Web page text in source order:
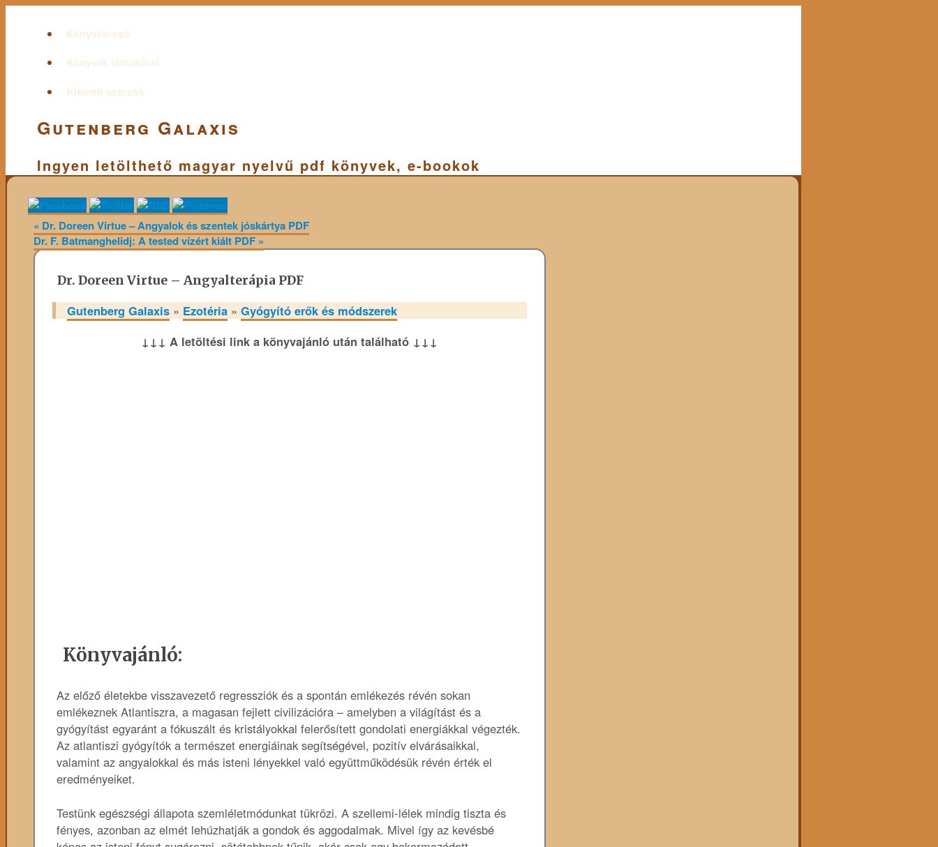
Könyvkereső
Könyvek témakörei
Kiemelt szerzők
Gutenberg Galaxis
Ingyen letölthető magyar nyelvű pdf könyvek, e-bookok
« Dr. Doreen Virtue – Angyalok és szentek jóskártya PDF
Dr. F. Batmanghelidj: A tested vízért kiált PDF »
Dr. Doreen Virtue – Angyalterápia PDF
Gutenberg Galaxis » Ezotéria » Gyógyító erők és módszerek
↓↓↓ A letöltési link a könyvajánló után található ↓↓↓
Könyvajánló:
Az előző életekbe visszavezető regressziók és a spontán emlékezés révén sokan
emlékeznek Atlantiszra, a magasan fejlett civilizációra – amelyben a világítást és a
gyógyítást egyaránt a fókuszált és kristályokkal felerősített gondolati energiákkal végezték.
Az atlantiszi gyógyítók a természet energiáinak segítségével, pozitív elvárásaikkal,
valamint az angyalokkal és más isteni lényekkel való együttműködésük révén érték el
eredményeiket.
Testünk egészségi állapota szemléletmódunkat tükrözi. A szellemi-lélek mindig tiszta és
fényes, azonban az elmét lehúzhatják a gondok és aggodalmak. Mivel így az kevésbé